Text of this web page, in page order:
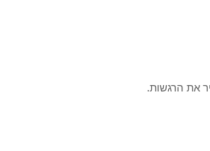
את הרגשות.